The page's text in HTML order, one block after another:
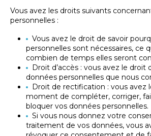
Vous avez les droits suivants
personnelles :
Vous avez le droit de savoir
personnelles sont nécessaires, ce
combien de temps elles seront
Droit d’accès : vous avez le droit
données personnelles que nous
Droit de rectification : vous avez
moment de compléter, corriger,
bloquer vos données personnelles.
Si vous nous donnez votre
traitement de vos données, vous